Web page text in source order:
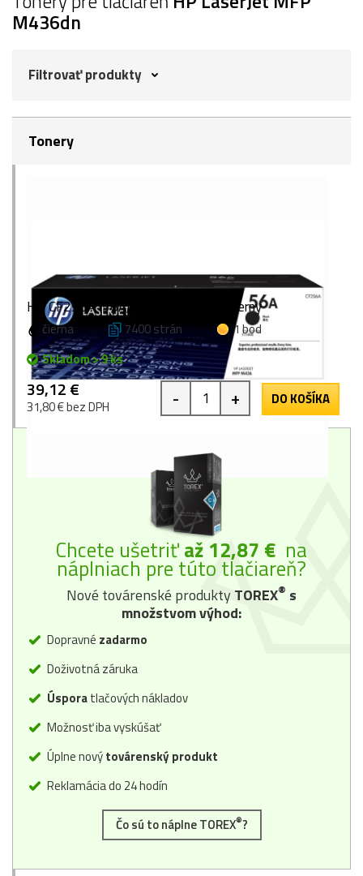
M436dn
Filtrovať produkty
Tonery
HP CF256A (56A), originálny toner, čierny
čierna 7400 strán
1 bod
Skladom > 9 ks
39,12 €
31,80 € bez DPH - + DO KOŠÍKA
Chcete ušetriťaž 12,87 € na
náplniach pre túto tlačiareň?
Nové továrenské produktyTOREX® s
množstvom výhod:
Dopravné zadarmo
Doživotná záruka
Úsporatlačových nákladov
Možnosť iba vyskúšať
Úplne novýtovárenský produkt
Reklamácia do 24 hodín
Čo sú to náplne TOREX®?